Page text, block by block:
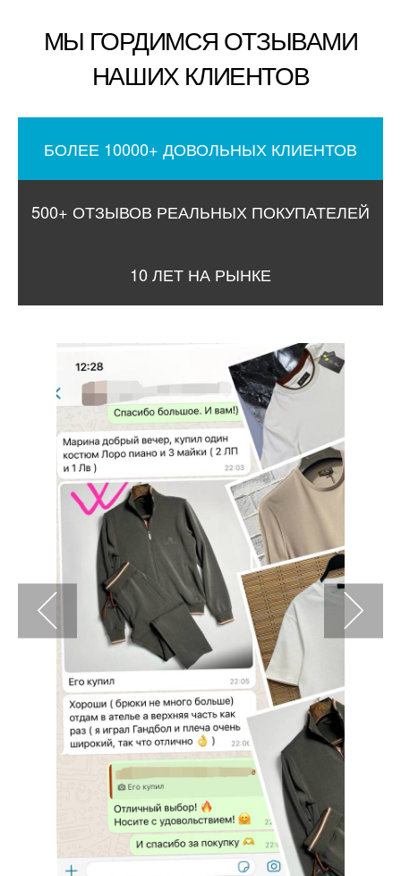
МЫ ГОРДИМСЯ ОТЗЫВАМИ
НАШИХ КЛИЕНТОВ
БОЛЕЕ 10000+ ДОВОЛЬНЫХ КЛИЕНТОВ
500+ ОТЗЫВОВ РЕАЛЬНЫХ ПОКУПАТЕЛЕЙ
10 ЛЕТ НА РЫНКЕ